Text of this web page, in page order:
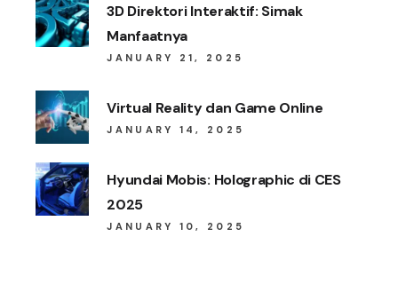
3D Direktori Interaktif: Simak
Manfaatnya
JANUARY 21, 2025
Virtual Reality dan Game Online
JANUARY 14, 2025
Hyundai Mobis: Holographic di CES
2025
JANUARY 10, 2025